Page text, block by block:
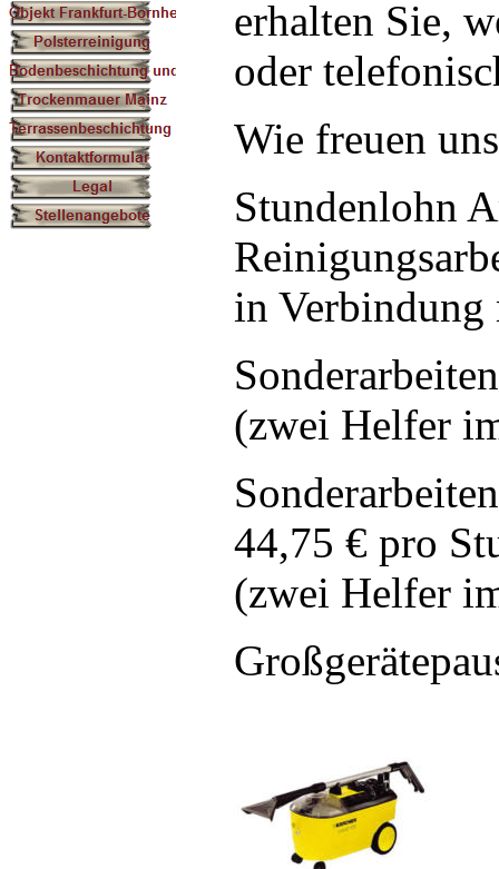
erhalten Sie,
oder
Wie freuen
Stundenlohn
in Verbindung
(zwei Helfer
44,75 € pro
(zwei Helfer